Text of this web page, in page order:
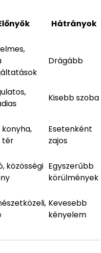
Hátrányok
Drágább
Kisebb szoba
konyha,
tér
Esetenként
zajos
közösségi Egyszerűbb
körülmények
Kevesebb
kényelem